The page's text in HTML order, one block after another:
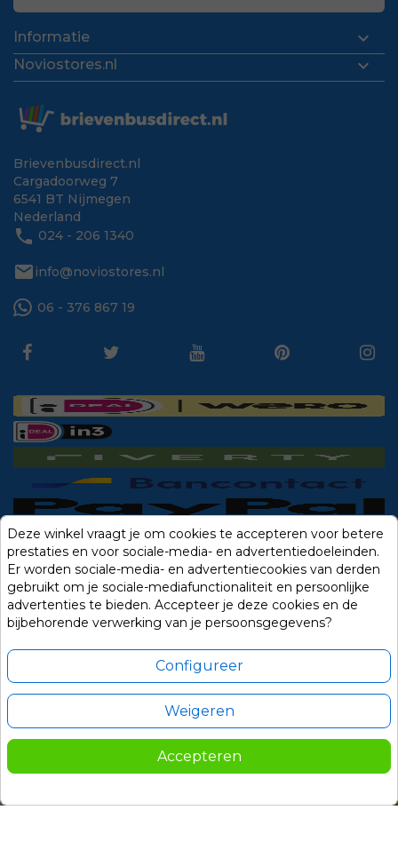
Informatie 
Noviostores.nl 
Brievenbusdirect.nl
Cargadoorweg 7
6541 BT Nijmegen
Nederland
phone 024 - 206 1340
mail info@noviostores.nl
06 - 376 867 19
Deze winkel vraagt je om cookies te accepteren voor betere
prestaties en voor sociale-media- en advertentiedoeleinden.
Er worden sociale-media- en advertentiecookies van derden
gebruikt om je sociale-mediafunctionaliteit en persoonlijke
advertenties te bieden. Accepteer je deze cookies en de
bijbehorende verwerking van je persoonsgegevens?
Configureer
Weigeren
Accepteren